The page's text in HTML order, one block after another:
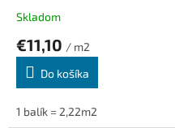
Skladom
€11,10 / m2
Do košíka
1 balík = 2,22m2